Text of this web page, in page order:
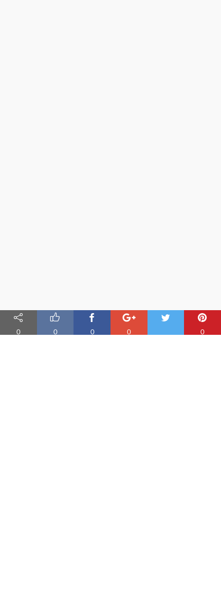
0 0 0 0 0